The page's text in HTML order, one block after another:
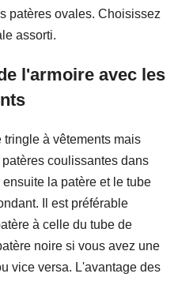
patères ovales. Choisissez
assorti.
l'armoire avec les
à vêtements mais
coulissantes dans
la patère et le tube
Il est préférable
à celle du tube de
noire si vous avez une
vice versa. L'avantage des